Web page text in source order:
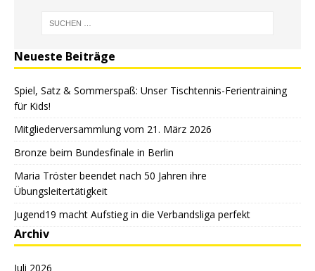
Neueste Beiträge
Spiel, Satz & Sommerspaß: Unser Tischtennis-Ferientraining
für Kids!
Mitgliederversammlung vom 21. März 2026
Bronze beim Bundesfinale in Berlin
Maria Tröster beendet nach 50 Jahren ihre
Übungsleitertätigkeit
Jugend19 macht Aufstieg in die Verbandsliga perfekt
Archiv
Juli 2026